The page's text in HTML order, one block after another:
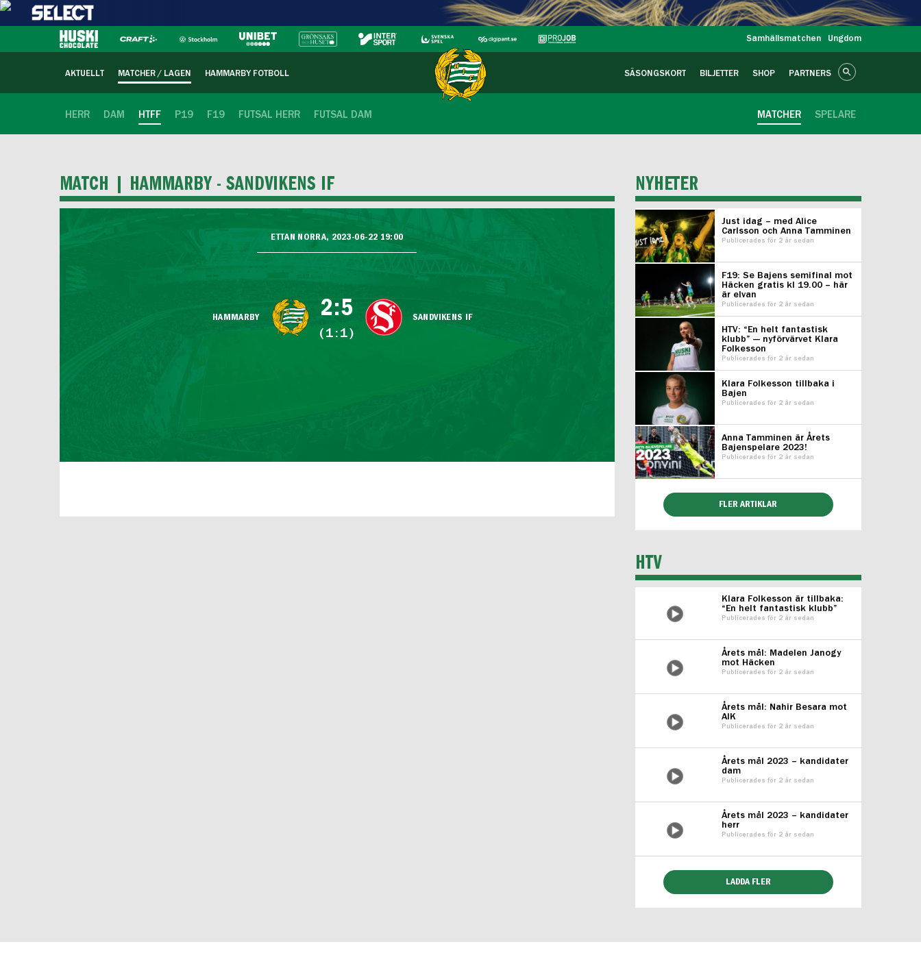
Samhällsmatchen Ungdom
AKTUELLT MATCHER / LAGEN HAMMARBY FOTBOLL SÄSONGSKORT BILJETTER SHOP PARTNERS
HERR DAM HTFF P19 F19 FUTSAL HERR FUTSAL DAM SPELARE
MATCHER
MATCH | HAMMARBY - SANDVIKENS IF
ETTAN NORRA, 2023-06-22 19:00
HAMMARBY 2:5
(1:1)
SANDVIKENS IF
NYHETER
Just idag – med Alice
Carlsson och Anna Tamminen
Publicerades för 2 år sedan
F19: Se Bajens semifinal mot
Häcken gratis kl 19.00 – här
är elvan
Publicerades för 2 år sedan
HTV: “En helt fantastisk
klubb” — nyförvärvet Klara
Folkesson
Publicerades för 2 år sedan
Klara Folkesson tillbaka i
Bajen
Publicerades för 2 år sedan
Anna Tamminen är Årets
Bajenspelare 2023!
Publicerades för 2 år sedan
FLER ARTIKLAR
HTV
Klara Folkesson är tillbaka:
“En helt fantastisk klubb”
Publicerades för 2 år sedan
Årets mål: Madelen Janogy
mot Häcken
Publicerades för 2 år sedan
Årets mål: Nahir Besara mot
AIK
Publicerades för 2 år sedan
Årets mål 2023 – kandidater
dam
Publicerades för 2 år sedan
Årets mål 2023 – kandidater
herr
Publicerades för 2 år sedan
LADDA FLER